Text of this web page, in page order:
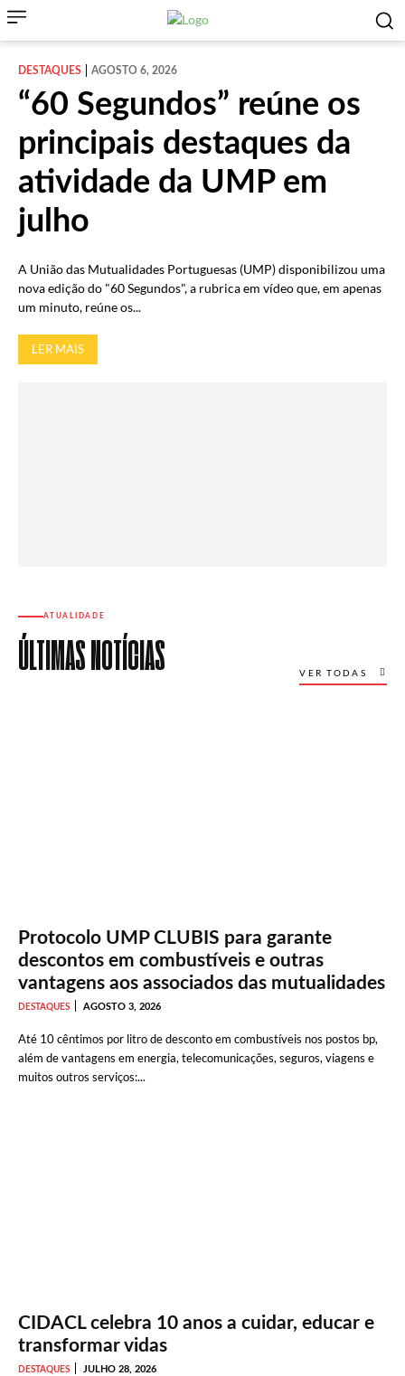
DESTAQUES AGOSTO 6, 2026
“60 Segundos” reúne os
principais destaques da
atividade da UMP em
julho
A União das Mutualidades Portuguesas (UMP) disponibilizou uma
nova edição do "60 Segundos", a rubrica em vídeo que, em apenas
um minuto, reúne os...
LER MAIS
ATUALIDADE
ÚLTIMAS NOTÍCIAS VER TODAS
Protocolo UMP CLUBIS para garante
descontos em combustíveis e outras
vantagens aos associados das mutualidades
DESTAQUES AGOSTO 3, 2026
Até 10 cêntimos por litro de desconto em combustíveis nos postos bp,
além de vantagens em energia, telecomunicações, seguros, viagens e
muitos outros serviços:...
CIDACL celebra 10 anos a cuidar, educar e
transformar vidas
DESTAQUES JULHO 28, 2026